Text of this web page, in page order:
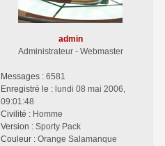
admin
Administrateur - Webmaster
Messages : 6581
Enregistré le : lundi 08 mai 2006,
09:01:48
Civilité : Homme
Version : Sporty Pack
Couleur : Orange Salamanque